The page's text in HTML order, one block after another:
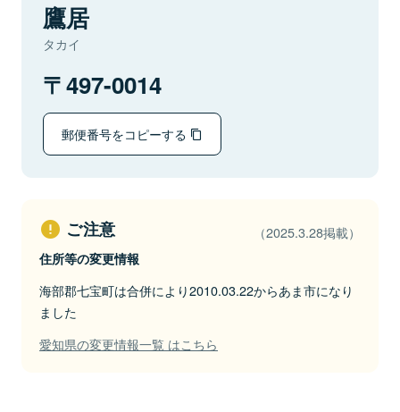
鷹居
タカイ
497-0014
郵便番号をコピーする
ご注意 （2025.3.28掲載）
住所等の変更情報
海部郡七宝町は合併により2010.03.22からあま市になり
ました
愛知県の変更情報一覧 はこちら